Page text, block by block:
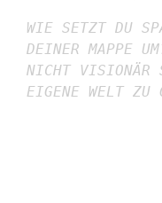
WIE SETZT DU
DEINER MAPPE
NICHT VISIONÄR
EIGENE WELT ZU